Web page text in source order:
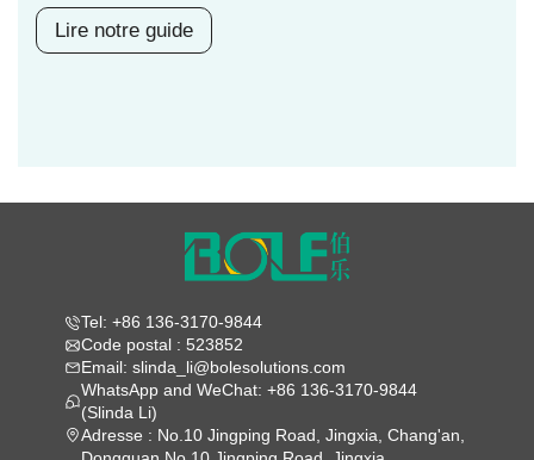
Lire notre guide
Tel: +86 136-3170-9844
Code postal : 523852
Email: slinda_li@bolesolutions.com
WhatsApp and WeChat: +86 136-3170-9844
(Slinda Li)
Adresse : No.10 Jingping Road, Jingxia, Chang'an,